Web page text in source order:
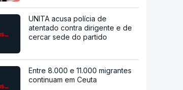
UNITA acusa polícia de
atentado contra dirigente e de
cercar sede do partido
Entre 8.000 e 11.000 migrantes
continuam em Ceuta